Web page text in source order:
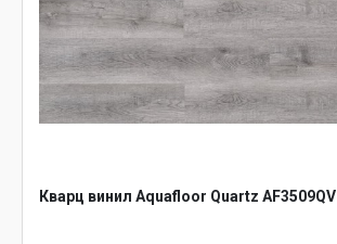
Кварц винил Aquafloor Quartz AF3509QV